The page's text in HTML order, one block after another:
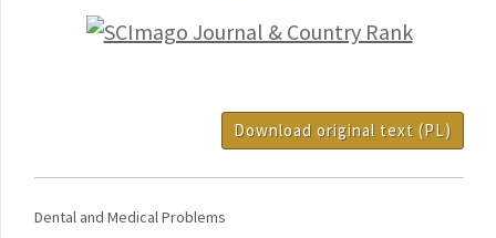
Download original text (PL)
Dental and Medical Problems